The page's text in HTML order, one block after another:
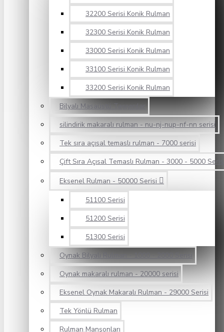
32200 Serisi Konik Rulman
32300 Serisi Konik Rulman
33000 Serisi Konik Rulman
33100 Serisi Konik Rulman
33200 Serisi Konik Rulman
Bilyalı Masaüstü Taşıyıcılar
silindirik makaralı rulman - nu-nj-nup-nf-nn serisi
Tek sıra açısal temaslı rulman - 7000 serisi
Çift Sıra Açısal Temaslı Rulman - 3000 - 5000
Eksenel Rulman - 50000 Serisi
51100 Serisi
51200 Serisi
51300 Serisi
Oynak Bilyalı Rulman - 1000 - 2000 Serisi
Oynak makaralı rulman - 20000 serisi
Eksenel Oynak Makaralı Rulman - 29000 Serisi
Tek Yönlü Rulman
Rulman Manşonları